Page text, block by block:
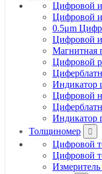
Цифровой
Цифровой
0.5μm
Цифровой
Магнитная
Цифровой
Индикатор
Цифровой
Индикатор
Толщиномер
Цифровой
Цифровой